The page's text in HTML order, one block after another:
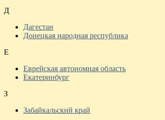
Д
Дагестан
Донецкая народная республика
Е
Еврейская автономная область
Екатеринбург
З
Забайкальский край